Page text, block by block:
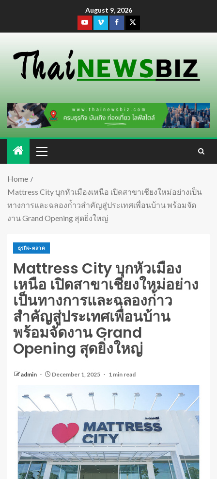
August 9, 2026
Home
Mattress City บุกหัวเมืองเหนือ เปิดสาขาเชียงใหม่อย่างเป็น
ทางการและฉลองก่้าวสำคัญสู่ประเทศเพื่อนบ้าน พร้อมจัด
งาน Grand Opening สุดยิ่งใหญ่
ธุรกิจ-ตลาด
Mattress City บุกหัวเมือง
เหนือ เปิดสาขาเชียงใหม่อย่าง
เป็นทางการและฉลองก่้าว
สำคัญสู่ประเทศเพื่อนบ้าน
พร้อมจัดงาน Grand
Opening สุดยิ่งใหญ่
admin December 1, 2025 1 min read